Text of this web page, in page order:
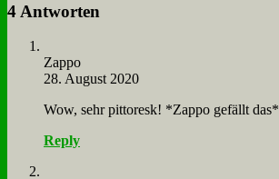
4 Antworten
Zap­po
28. August 2020
Wow, sehr pit­to­resk! *Zap­po ge­fällt das*
Reply